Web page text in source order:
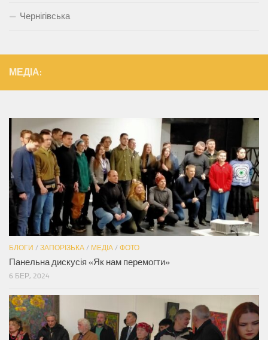
Чернігівська
МЕДІА:
БЛОГИ / ЗАПОРІЗЬКА / МЕДІА / ФОТО
Панельна дискусія «Як нам перемогти»
6 БЕР, 2024